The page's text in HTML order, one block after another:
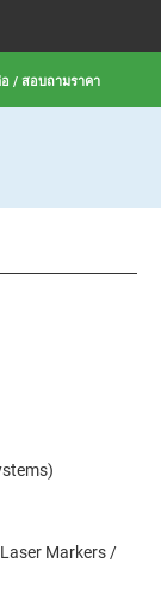
/ สอบถามราคา
Markers /